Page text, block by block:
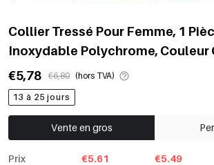
Collier Tressé Pour Femme, 1
Inoxydable Polychrome, Couleur
€5,78
€6,80 (hors TVA)
13 à 25 jours
Vente en gros
Prix
€5.61 €5.49